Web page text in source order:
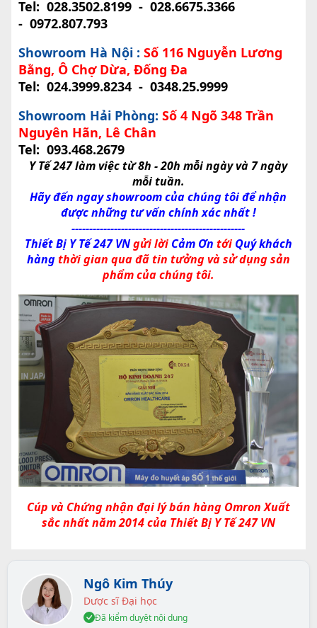
Tel: 028.3502.8199- 028.6675.3366
- 0972.807.793
Showroom Hà Nội : Số 116 Nguyễn Lương
Bằng, Ô Chợ Dừa, Đống Đa
Tel: 024.3999.8234- 0348.25.9999
Showroom Hải Phòng: Số 4 Ngõ 348 Trần
Nguyên Hãn, Lê Chân
Tel: 093.468.2679
Y Tế 247 làm việc từ 8h - 20h mỗi ngày và 7 ngày
mỗi tuần.
Hãy đến ngay showroom của chúng tôi để nhận
được những tư vấn chính xác nhất !
-------------------------------------------------
Thiết Bị Y Tế 247 VNgửi lời Cảm Ơn tới Quý khách
hàngthời gian qua đã tin tưởng và sử dụng sản
phẩm của chúng tôi.
Cúp và Chứng nhận đại lý bán hàng Omron Xuất
sắc nhất năm 2014 của Thiết Bị Y Tế 247 VN
Ngô Kim Thúy
Dược sĩ Đại học
Đã kiểm duyệt nội dung